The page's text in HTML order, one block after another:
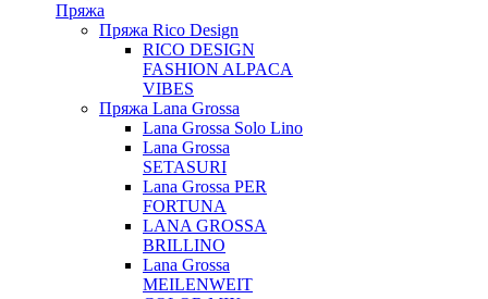
Пряжа
Пряжа Rico Design
RICO DESIGN
FASHION ALPACA
VIBES
Пряжа Lana Grossa
Lana Grossa Solo Lino
Lana Grossa
SETASURI
Lana Grossa PER
FORTUNA
LANA GROSSA
BRILLINO
Lana Grossa
MEILENWEIT